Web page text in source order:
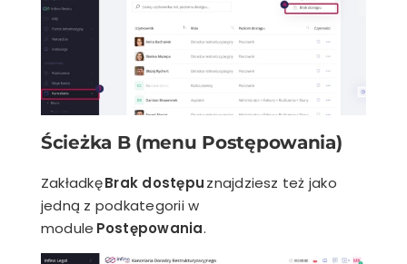
Ścieżka B (menu Postępowania)
ZakładkęBrak dostępuznajdziesz też jako
jedną z podkategorii w
module Postępowania.